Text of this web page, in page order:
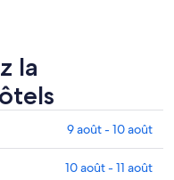
la
9 août - 10 août
10 août - 11 août